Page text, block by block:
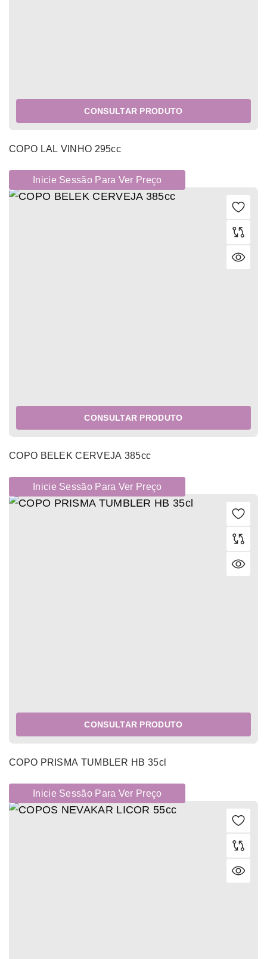
CONSULTAR PRODUTO
COPO LAL VINHO 295cc
Inicie Sessão Para Ver Preço
CONSULTAR PRODUTO
COPO BELEK CERVEJA 385cc
Inicie Sessão Para Ver Preço
CONSULTAR PRODUTO
COPO PRISMA TUMBLER HB 35cl
Inicie Sessão Para Ver Preço